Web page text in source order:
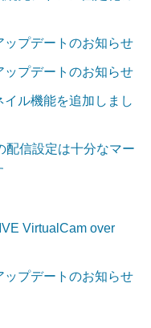
ップデートのお知らせ
ップデートのお知らせ
イル機能を追加しまし
配信設定は十分なマー
VirtualCam over
ップデートのお知らせ